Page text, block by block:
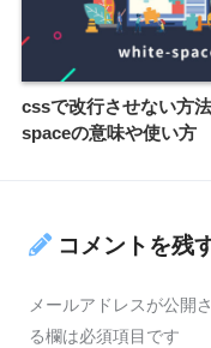
cssで改行させない方
spaceの意味や使い方
コメントを残
メールアドレスが公開
る欄は必須項目です